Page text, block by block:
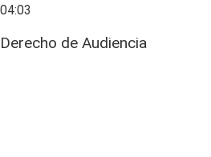
04:03
Derecho de Audiencia